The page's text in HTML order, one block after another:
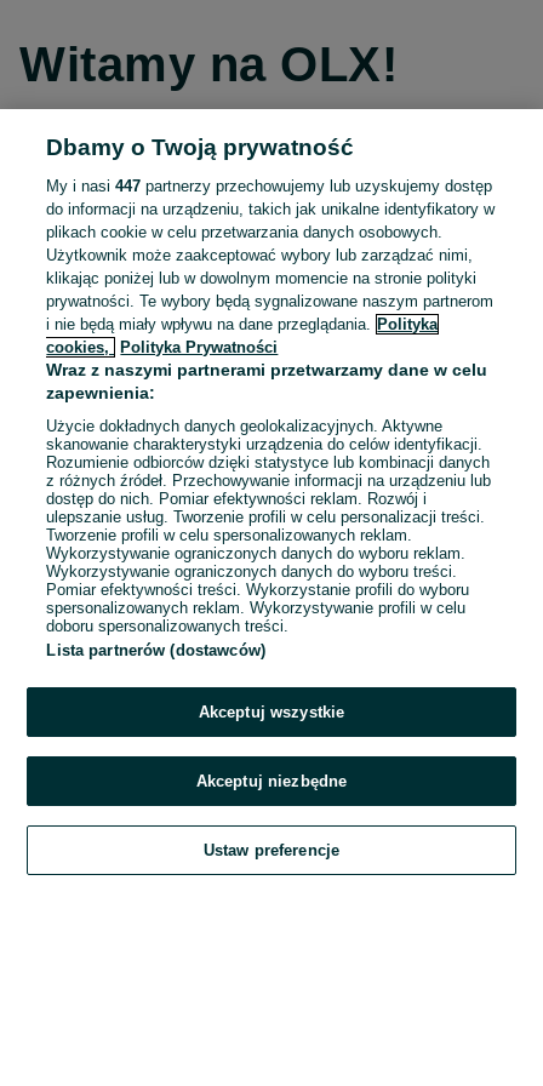
Witamy na OLX!
Kontynuuj przez Facebooka
Kontynuuj przez konto Apple
Kontynuuj przez konto Google
LUB
E-mail
Hasło
Zaloguj się
Kontynuując za pośrednictwem jednego z dostawców wskazanych powyżej,
OLX.pl w jego aktualnym brzmieniu.
Dbamy o Twoją prywatność
My i nasi447 partnerzy przechowujemy lub uzyskujemy dostęp
do informacji na urządzeniu, takich jak unikalne identyfikatory w
plikach cookie w celu przetwarzania danych osobowych.
Użytkownik może zaakceptować wybory lub zarządzać nimi,
klikając poniżej lub w dowolnym momencie na stronie polityki
prywatności. Te wybory będą sygnalizowane naszym partnerom
i nie będą miały wpływu na dane przeglądania.
Polityka
cookies,
Polityka Prywatności
Wraz z naszymi partnerami przetwarzamy dane w celu
zapewnienia:
Użycie dokładnych danych geolokalizacyjnych. Aktywne
skanowanie charakterystyki urządzenia do celów identyfikacji.
Rozumienie odbiorców dzięki statystyce lub kombinacji danych
z różnych źródeł. Przechowywanie informacji na urządzeniu lub
dostęp do nich. Pomiar efektywności reklam. Rozwój i
ulepszanie usług. Tworzenie profili w celu personalizacji treści.
Tworzenie profili w celu spersonalizowanych reklam.
Wykorzystywanie ograniczonych danych do wyboru reklam.
Wykorzystywanie ograniczonych danych do wyboru treści.
Pomiar efektywności treści. Wykorzystanie profili do wyboru
spersonalizowanych reklam. Wykorzystywanie profili w celu
doboru spersonalizowanych treści.
Lista partnerów (dostawców)
Akceptuj wszystkie
Akceptuj niezbędne
Ustaw preferencje